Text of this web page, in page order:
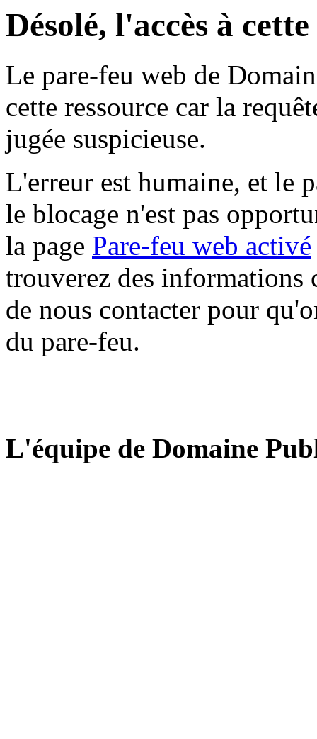
Désolé, l'accès à
Le pare-feu web de
cette ressource car la
jugée suspicieuse.
L'erreur est humaine, et le
le blocage n'est pas
la page Pare-feu web activé
trouverez des informations
de nous contacter pour
du pare-feu.
L'équipe de Domaine